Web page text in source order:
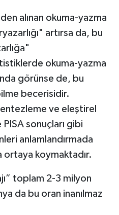
alınan okuma-yazma
artırsa da, bu
okuma-yazma
görünse de, bu
becerisidir.
ve eleştirel
sonuçları gibi
anlamlandırmada
ortaya koymaktadır.
toplam 2-3 milyon
da bu oran inanılmaz